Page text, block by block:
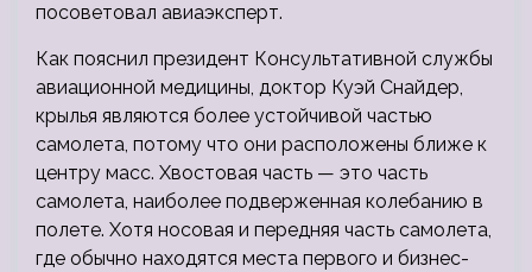
посоветовал авиаэксперт.
Как пояснил президент Консультативной службы
авиационной медицины, доктор Куэй Снайдер,
крылья являются более устойчивой частью
самолета, потому что они расположены ближе к
центру масс. Хвостовая часть — это часть
самолета, наиболее подверженная колебанию в
полете. Хотя носовая и передняя часть самолета,
где обычно находятся места первого и бизнес-